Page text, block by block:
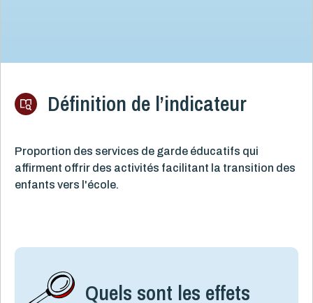
Définition de l’indicateur
Proportion des services de garde éducatifs qui
affirment offrir des activités facilitant la transition des
enfants vers l'école.
Quels sont les effets